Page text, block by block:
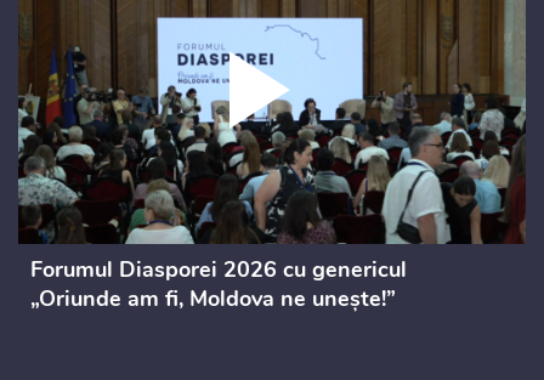
Forumul Diasporei 2026 cu genericul
„Oriunde am fi, Moldova ne unește!”